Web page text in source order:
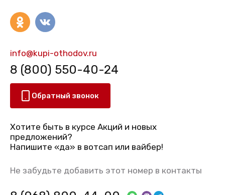
info@kupi-othodov.ru
8 (800) 550-40-24
Обратный звонок
Хотите быть в курсе Акций и новых
предложений?
Напишите «да» в вотсап или вайбер!
Не забудьте добавить этот номер в контакты